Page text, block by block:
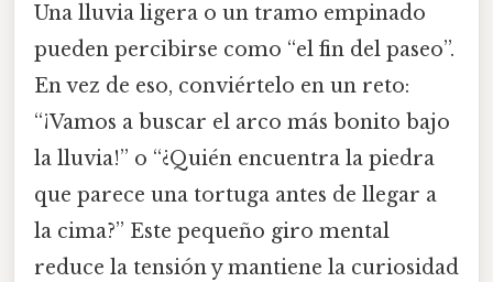
Una lluvia ligera o un tramo empinado
pueden percibirse como “el fin del paseo”.
En vez de eso, conviértelo en un reto:
“¡Vamos a buscar el arco más bonito bajo
la lluvia!” o “¿Quién encuentra la piedra
que parece una tortuga antes de llegar a
la cima?” Este pequeño giro mental
reduce la tensión y mantiene la curiosidad